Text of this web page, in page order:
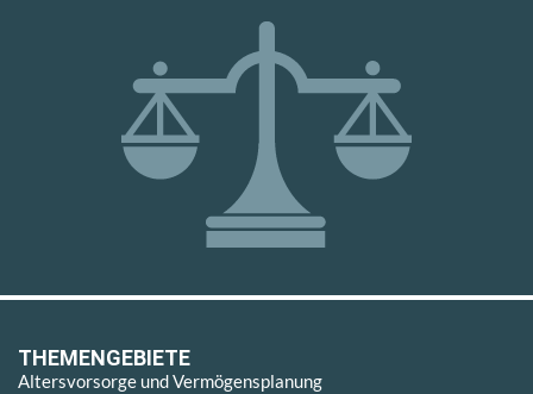
THEMENGEBIETE
Altersvorsorge und Vermögensplanung